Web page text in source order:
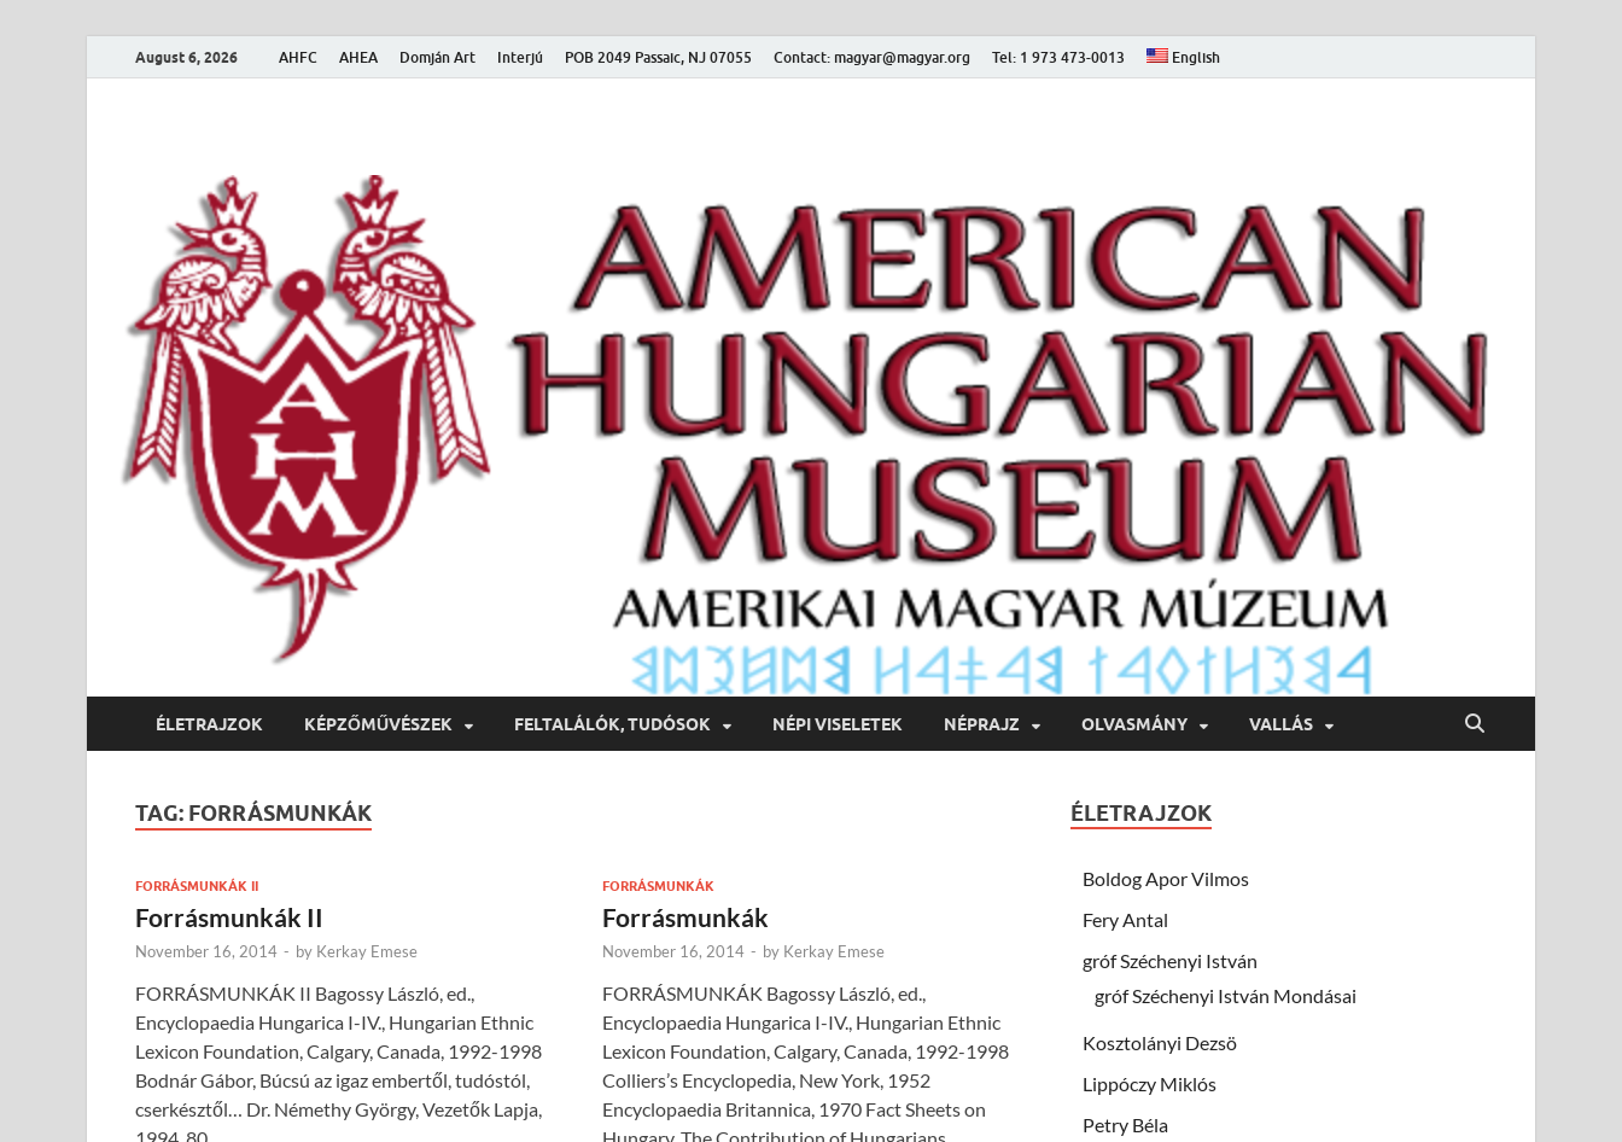
August 6, 2026 AHFC AHEA Domján Art Interjú POB 2049 Passaic, NJ 07055 Contact: magyar@magyar.org Tel: 1 973 473-0013 English
Amerikai Magyar Múzeum
ÉLETRAJZOK KÉPZŐMŰVÉSZEK FELTALÁLÓK, TUDÓSOK NÉPI VISELETEK NÉPRAJZ OLVASMÁNY VALLÁS
TAG: FORRÁSMUNKÁK
FORRÁSMUNKÁK II
Forrásmunkák II
November 16, 2014 - by Kerkay Emese
FORRÁSMUNKÁK II Bagossy László, ed.,
Encyclopaedia Hungarica I-IV., Hun­garian Ethnic
Lexicon Foundation, Calgary, Canada, 1992-1998
Bodnár Gábor, Búcsú az igaz embertől, tudóstól,
cserkész­től… Dr. Némethy György, Vezetők Lapja,
FORRÁSMUNKÁK
Forrásmunkák
November 16, 2014 - by Kerkay Emese
FORRÁSMUNKÁK Bagossy László, ed.,
Encyclopaedia Hungarica I-IV., Hungarian Ethnic
Lexicon Foundation, Calgary, Canada, 1992-1998
Colliers’s Encyclopedia, New York, 1952
Encyclopaedia Britannica, 1970 Fact Sheets on
ÉLETRAJZOK
Boldog Apor Vilmos
Fery Antal
gróf Széchenyi István
gróf Széchenyi István Mondásai
Kosztolányi Dezsö
Lippóczy Miklós
Petry Béla